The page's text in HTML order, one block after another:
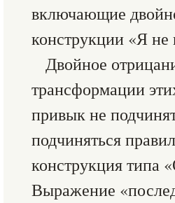
включающие
конструкции «Я не
Двойное
трансформации
привык не
подчиняться
конструкция типа
Выражение